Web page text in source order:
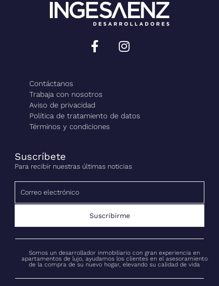
Contáctanos
Trabaja con nosotros
Aviso de privacidad
Política de tratamiento de datos
Términos y condiciones
Suscríbete
Para recibir nuestras últimas noticias
Suscribirme
Somos un desarrollador inmobiliario con gran experiencia en
apartamentos de lujo, ayudamos los clientes en el asesoramiento
de la compra de su nuevo hogar, elevando su calidad de vida